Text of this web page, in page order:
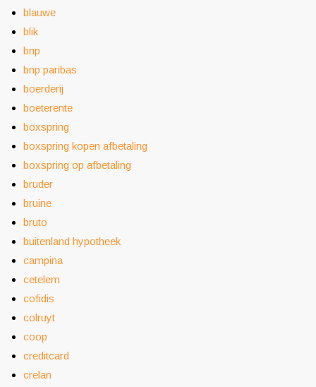
blauwe
blik
bnp
bnp paribas
boerderij
boeterente
boxspring
boxspring kopen afbetaling
boxspring op afbetaling
bruder
bruine
bruto
buitenland hypotheek
campina
cetelem
cofidis
colruyt
coop
creditcard
crelan